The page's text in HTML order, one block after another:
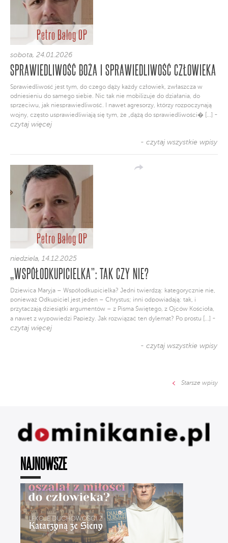
Petro Balog OP
sobota, 24.01.2026
SPRAWIEDLIWOŚĆ BOŻA I SPRAWIEDLIWOŚĆ CZŁOWIEKA
Sprawiedliwość jest tym, do czego dąży każdy człowiek, zwłaszcza w
odniesieniu do samego siebie. Nic tak nie mobilizuje do działania, do
sprzeciwu, jak niesprawiedliwość. I nawet agresorzy, którzy rozpoczynają
wojny, często usprawiedliwiają się tym, że „dążą do sprawiedliwości� [...] -
czytaj więcej
- czytaj wszystkie wpisy
Petro Balog OP
niedziela, 14.12.2025
„WSPÓŁODKUPICIELKA”: TAK CZY NIE?
Dziewica Maryja – Współodkupicielka? Jedni twierdzą: kategorycznie nie,
ponieważ Odkupiciel jest jeden – Chrystus; inni odpowiadają: tak, i
przytaczają dziesiątki argumentów – z Pisma Świętego, z Ojców Kościoła,
a nawet z wypowiedzi Papieży. Jak rozwiązać ten dylemat? Po prostu [...] -
czytaj więcej
- czytaj wszystkie wpisy
Starsze wpisy
NAJNOWSZE